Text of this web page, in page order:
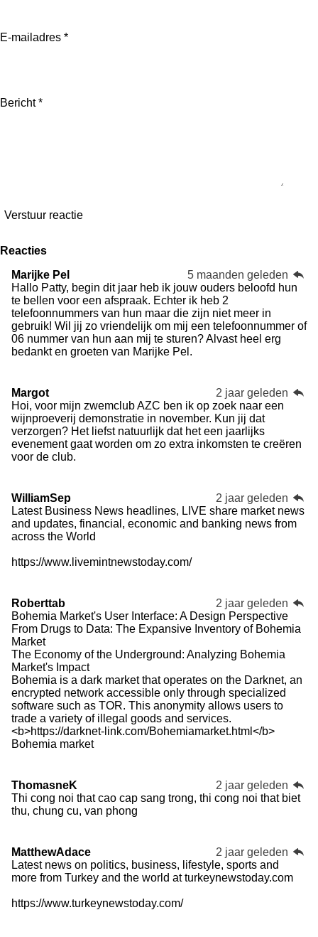
E-mailadres *
Bericht *
Verstuur reactie
Reacties
Marijke Pel
5 maanden geleden
Hallo Patty, begin dit jaar heb ik jouw ouders beloofd hun
te bellen voor een afspraak. Echter ik heb 2
telefoonnummers van hun maar die zijn niet meer in
gebruik! Wil jij zo vriendelijk om mij een telefoonnummer of
06 nummer van hun aan mij te sturen? Alvast heel erg
bedankt en groeten van Marijke Pel.
Margot
2 jaar geleden
Hoi, voor mijn zwemclub AZC ben ik op zoek naar een
wijnproeverij demonstratie in november. Kun jij dat
verzorgen? Het liefst natuurlijk dat het een jaarlijks
evenement gaat worden om zo extra inkomsten te creëren
voor de club.
WilliamSep
2 jaar geleden
Latest Business News headlines, LIVE share market news
and updates, financial, economic and banking news from
across the World
https://www.livemintnewstoday.com/
Roberttab
2 jaar geleden
Bohemia Market's User Interface: A Design Perspective
From Drugs to Data: The Expansive Inventory of Bohemia
Market
The Economy of the Underground: Analyzing Bohemia
Market's Impact
Bohemia is a dark market that operates on the Darknet, an
encrypted network accessible only through specialized
software such as TOR. This anonymity allows users to
trade a variety of illegal goods and services.
<b>https://darknet-link.com/Bohemiamarket.html</b>
Bohemia market
ThomasneK
2 jaar geleden
Thi cong noi that cao cap sang trong, thi cong noi that biet
thu, chung cu, van phong
MatthewAdace
2 jaar geleden
Latest news on politics, business, lifestyle, sports and
more from Turkey and the world at turkeynewstoday.com
https://www.turkeynewstoday.com/